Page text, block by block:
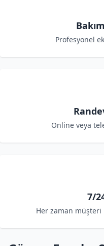
Profesyonel
Online veya
7/
Her zaman